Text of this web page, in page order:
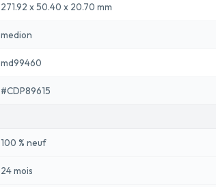
271.92 x 50.40 x 20.70 mm
medion
md99460
#CDP89615
100 % neuf
24 mois